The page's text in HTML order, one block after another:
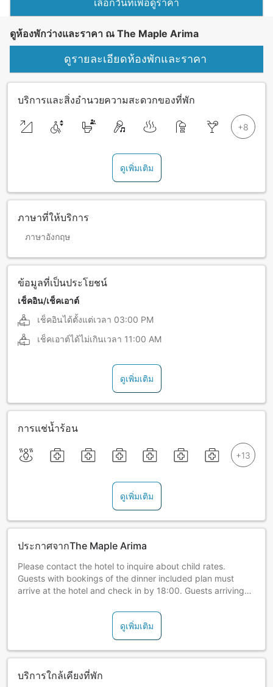
เลือกวันที่เพื่อดูราคา
ดูห้องพักว่างและราคา ณ The Maple Arima
ดูรายละเอียดห้องพักและราคา
บริการและสิ่งอำนวยความสะดวกของที่พัก
ดูเพิ่มเติม
ภาษาที่ให้บริการ
ภาษาอังกฤษ
ข้อมูลที่เป็นประโยชน์
เช็คอิน/เช็คเอาต์
เช็คอินได้ตั้งแต่เวลา 03:00 PM
เช็คเอาต์ได้ไม่เกินเวลา 11:00 AM
ดูเพิ่มเติม
การแช่น้ำร้อน
ดูเพิ่มเติม
ประกาศจากThe Maple Arima
Please contact the hotel to inquire about child rates.
Guests with bookings of the dinner included plan must
arrive at the hotel and check in by 18:00. Guests arriving
canceled in which case a cancelation fee may be incurred.
(1) Please choose between a Non-Smoking Room and
Smoking Room. Please note that requests may not be
ดูเพิ่มเติม
บริการใกล้เคียงที่พัก